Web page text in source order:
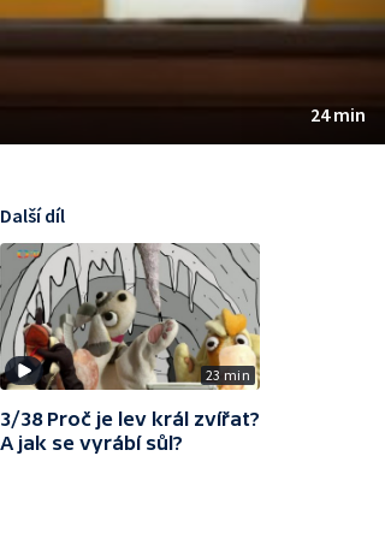
24 min
23 min
Další díl
3/38 Proč je lev král zvířat?
A jak se vyrábí sůl?